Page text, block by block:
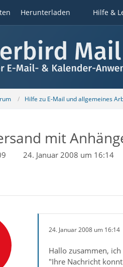
Herunterladen Hilfe &
Hilfe zu E-Mail und allgemeines
mit
24. Januar 2008 um 16:14
24. Januar 2008 um 16:14
Hallo zusammen,
"Ihre Nachricht